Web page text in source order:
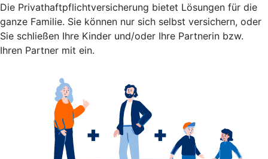
Die Privathaftpflichtversicherung bietet Lösungen für die
ganze Familie. Sie können nur sich selbst versichern, oder
Sie schließen Ihre Kinder und/oder Ihre Partnerin bzw.
Ihren Partner mit ein.